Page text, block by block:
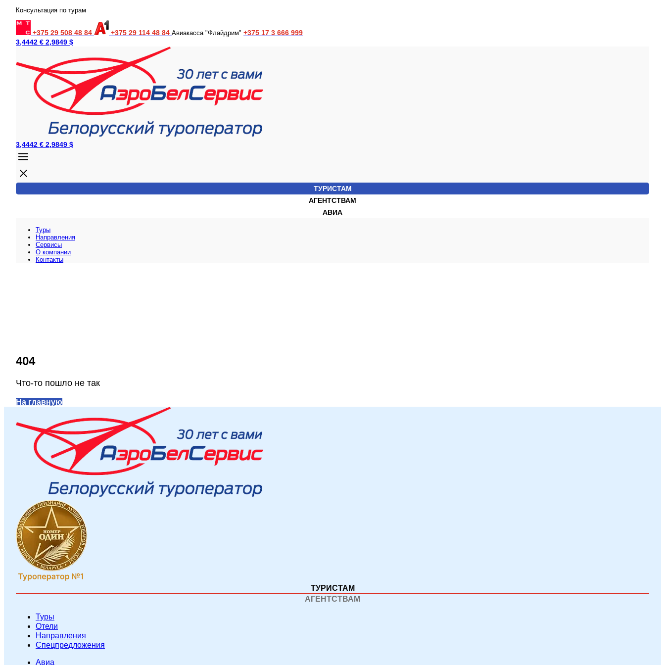
Консультация по турам
+375 29 508 48 84 +375 29 114 48 84 Авиакасса "Флайдрим" +375 17 3 666 999
3,4442 € 2,9849 $
3,4442 € 2,9849 $
ТУРИСТАМ
АГЕНТСТВАМ
АВИА
Туры
Направления
Сервисы
O компании
Контакты
404
Что-то пошло не так
На главную
ТУРИСТАМ
АГЕНТСТВАМ
Туры
Отели
Направления
Спецпредложения
Авиа